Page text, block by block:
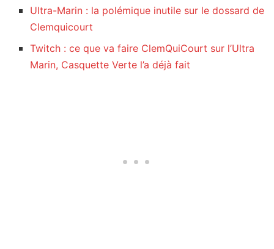
Ultra-Marin : la polémique inutile sur le dossard de
Clemquicourt
Twitch : ce que va faire ClemQuiCourt sur l’Ultra
Marin, Casquette Verte l’a déjà fait